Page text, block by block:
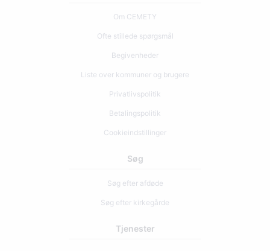
Om CEMETY
Ofte stillede spørgsmål
Begivenheder
Liste over kommuner og brugere
Privatlivspolitik
Betalingspolitik
Cookieindstillinger
Søg
Søg efter afdøde
Søg efter kirkegårde
Tjenester